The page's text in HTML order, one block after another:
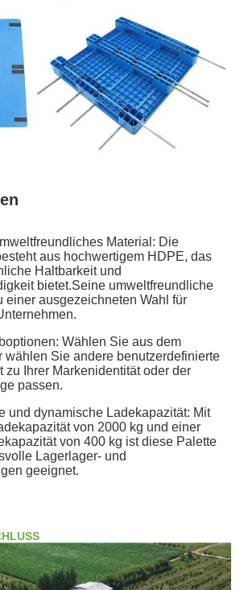
Material: Die
aus hochwertigem HDPE, das
Haltbarkeit und
bietet.Seine umweltfreundliche
einer ausgezeichneten Wahl für
Wählen Sie aus dem
wählen Sie andere benutzerdefinierte
zu Ihrer Markenidentität oder der
passen.
und dynamische Ladekapazität: Mit
von 2000 kg und einer
von 400 kg ist diese Palette
Lagerlager- und
geeignet.